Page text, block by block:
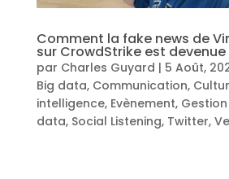
Comment la fake news de
sur CrowdStrike est devenue
par Charles Guyard | 5 Août,
Big data, Communication,
intelligence, Evènement,
data, Social Listening, Twitter,